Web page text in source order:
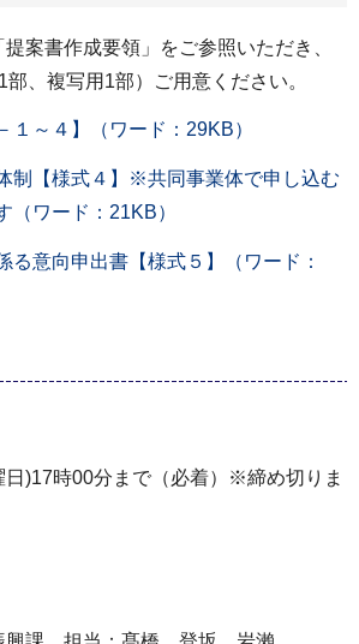
案書作成要領」をご参照いただき、
、複写用1部）ご用意ください。
１～４】（ワード：29KB）
制【様式４】※共同事業体で申し込む
（ワード：21KB）
る意向申出書【様式５】（ワード：
日)17時00分まで（必着）※締め切りま